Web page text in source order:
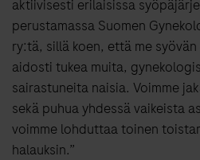
aktiivisesti erilaisissa
perustamassa Suomen
ry:tä, sillä koen, että me
aidosti tukea muita,
sairastuneita naisia. Voimme
sekä puhua yhdessä vaikeista
voimme lohduttaa toinen
halauksin.”